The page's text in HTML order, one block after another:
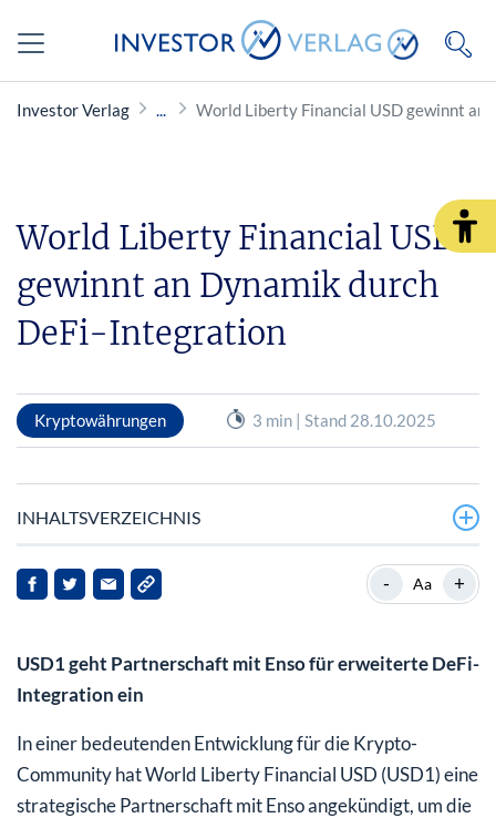
Investor Verlag World Liberty Financial USD gewinnt
World Liberty Financial USD
gewinnt an Dynamik durch
DeFi-Integration
Kryptowährungen 3 min | Stand 28.10.2025
INHALTSVERZEICHNIS
Hintergrund zu World Liberty Financial USD
Auswirkungen auf Stakeholder
Ausblick
- Aa +
USD1 geht Partnerschaft mit Enso für erweiterte DeFi-
Integration ein
In einer bedeutenden Entwicklung für die Krypto-
Community hat World Liberty Financial USD (USD1) eine
strategische Partnerschaft mit Enso angekündigt, um die